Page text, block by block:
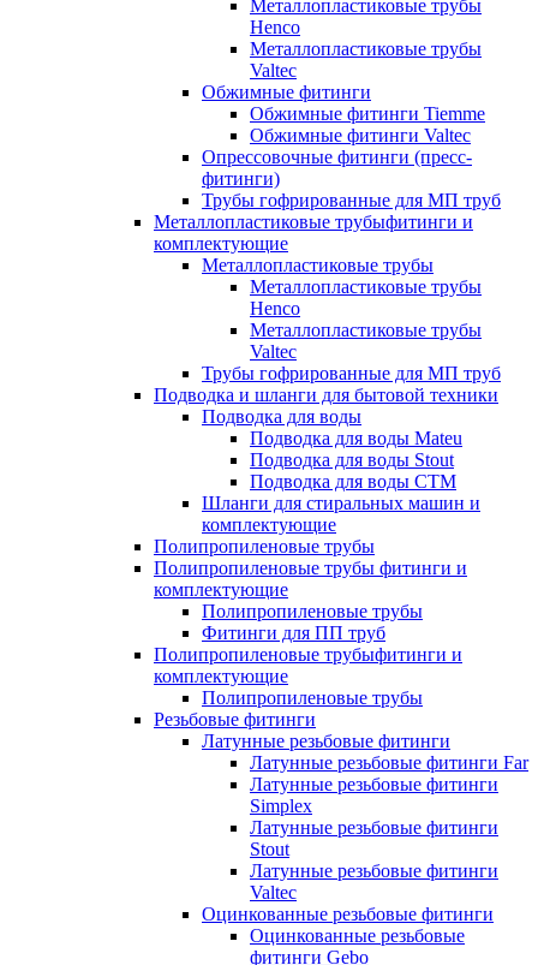
Металлопластиковые трубы
Henco
Металлопластиковые трубы
Valtec
Обжимные фитинги
Обжимные фитинги Tiemme
Обжимные фитинги Valtec
Опрессовочные фитинги (пресс-
фитинги)
Трубы гофрированные для МП труб
Металлопластиковые трубыфитинги и
комплектующие
Металлопластиковые трубы
Металлопластиковые трубы
Henco
Металлопластиковые трубы
Valtec
Трубы гофрированные для МП труб
Подводка и шланги для бытовой техники
Подводка для воды
Подводка для воды Mateu
Подводка для воды Stout
Подводка для воды СТМ
Шланги для стиральных машин и
комплектующие
Полипропиленовые трубы
Полипропиленовые трубы фитинги и
комплектующие
Полипропиленовые трубы
Фитинги для ПП труб
Полипропиленовые трубыфитинги и
комплектующие
Полипропиленовые трубы
Резьбовые фитинги
Латунные резьбовые фитинги
Латунные резьбовые фитинги Far
Латунные резьбовые фитинги
Simplex
Латунные резьбовые фитинги
Stout
Латунные резьбовые фитинги
Valtec
Оцинкованные резьбовые фитинги
Оцинкованные резьбовые
фитинги Gebo